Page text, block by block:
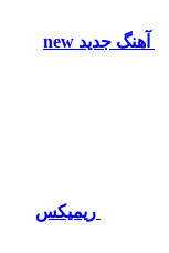
آهنگ جدید new
ریمیکس